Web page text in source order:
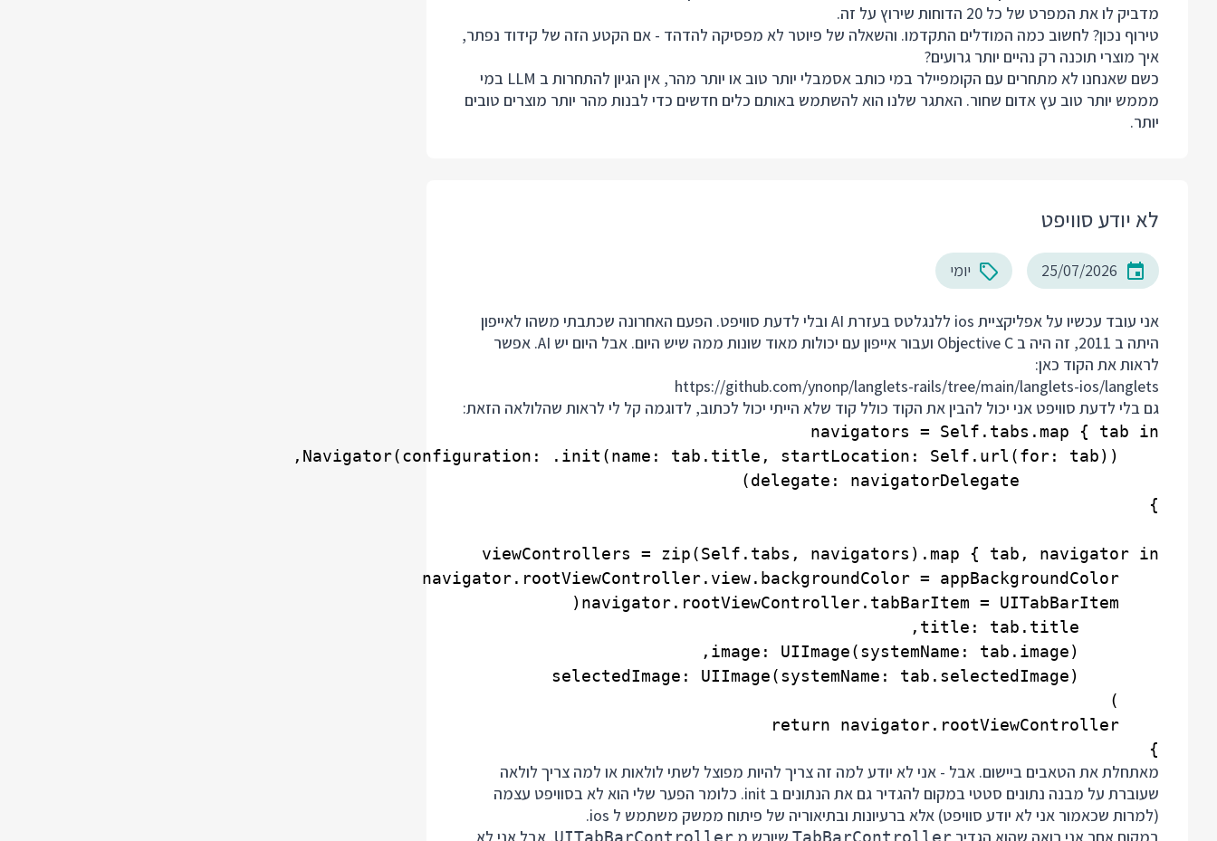
מדביק לו את המפרט של כל 20 הדוחות שירוץ על זה.
טירוף נכון? לחשוב כמה המודלים התקדמו. והשאלה של פיוטר לא מפסיקה להדהד - אם הקטע הזה של קידוד נפתר,
איך מוצרי תוכנה רק נהיים יותר גרועים?
כשם שאנחנו לא מתחרים עם הקומפיילר במי כותב אסמבלי יותר טוב או יותר מהר, אין הגיון להתחרות ב LLM במי
מממש יותר טוב עץ אדום שחור. האתגר שלנו הוא להשתמש באותם כלים חדשים כדי לבנות מהר יותר מוצרים טובים
יותר.
לא יודע סוויפט
25/07/2026 יומי
אני עובד עכשיו על אפליקציית ios ללנגלטס בעזרת AI ובלי לדעת סוויפט. הפעם האחרונה שכתבתי משהו לאייפון
היתה ב 2011, זה היה ב Objective C ועבור אייפון עם יכולות מאוד שונות ממה שיש היום. אבל היום יש AI. אפשר
לראות את הקוד כאן:
https://github.com/ynonp/langlets-rails/tree/main/langlets-ios/langlets
גם בלי לדעת סוויפט אני יכול להבין את הקוד כולל קוד שלא הייתי יכול לכתוב, לדוגמה קל לי לראות שהלולאה הזאת:
}
מאתחלת את הטאבים ביישום. אבל - אני לא יודע למה זה צריך להיות מפוצל לשתי לולאות או למה צריך לולאה
שעוברת על מבנה נתונים סטטי במקום להגדיר גם את הנתונים ב init. כלומר הפער שלי הוא לא בסוויפט עצמה
(למרות שכאמור אני לא יודע סוויפט) אלא ברעיונות ובתיאוריה של פיתוח ממשק משתמש ל ios.
TabBarController
UITabBarController